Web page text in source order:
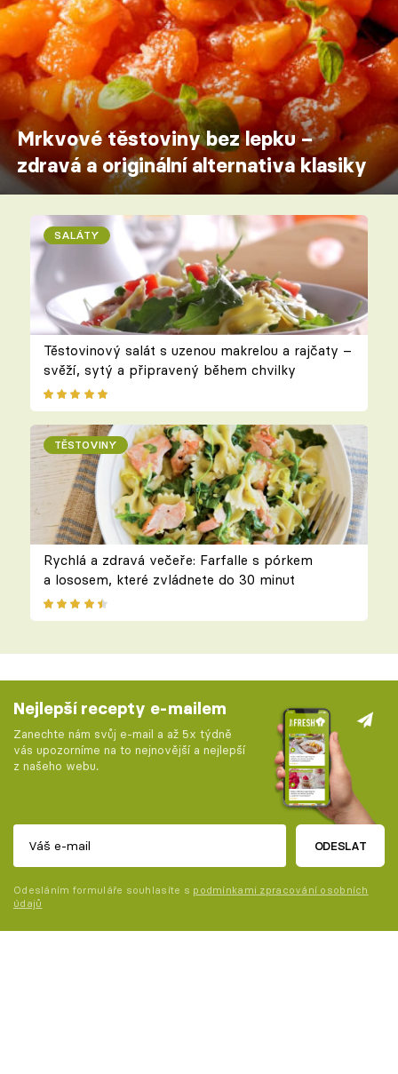
Mrkvové těstoviny bez lepku –
zdravá a originální alternativa klasiky
SALÁTY
Těstovinový salát s uzenou makrelou a rajčaty –
svěží, sytý a připravený během chvilky
TĚSTOVINY
Rychlá a zdravá večeře: Farfalle s pórkem
a lososem, které zvládnete do 30 minut
Nejlepší recepty e-mailem
Zanechte nám svůj e-mail a až 5x týdně
vás upozorníme na to nejnovější a nejlepší
z našeho webu.
ODESLAT
Odesláním formuláře souhlasíte s podmínkami zpracování osobních
údajů